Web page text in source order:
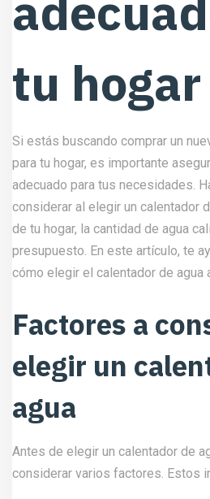
tu hogar
Si estás buscando comprar un
para tu hogar, es importante
adecuado para tus necesidades.
considerar al elegir un calentador
de tu hogar, la cantidad de agua
presupuesto. En este artículo, te
cómo elegir el calentador de agua
Factores a
elegir un
agua
Antes de elegir un calentador de
considerar varios factores. Estos